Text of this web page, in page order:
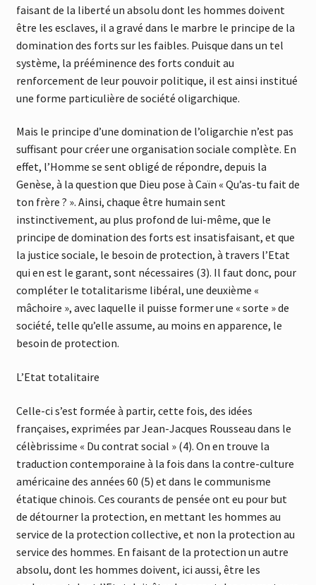
faisant de la liberté un absolu dont les hommes doivent
être les esclaves, il a gravé dans le marbre le principe de la
domination des forts sur les faibles. Puisque dans un tel
système, la prééminence des forts conduit au
renforcement de leur pouvoir politique, il est ainsi institué
une forme particulière de société oligarchique.
Mais le principe d’une domination de l’oligarchie n’est pas
suffisant pour créer une organisation sociale complète. En
effet, l’Homme se sent obligé de répondre, depuis la
Genèse, à la question que Dieu pose à Caïn « Qu’as-tu fait de
ton frère ? ». Ainsi, chaque être humain sent
instinctivement, au plus profond de lui-même, que le
principe de domination des forts est insatisfaisant, et que
la justice sociale, le besoin de protection, à travers l’Etat
qui en est le garant, sont nécessaires (3). Il faut donc, pour
compléter le totalitarisme libéral, une deuxième «
mâchoire », avec laquelle il puisse former une « sorte » de
société, telle qu’elle assume, au moins en apparence, le
besoin de protection.
L’Etat totalitaire
Celle-ci s’est formée à partir, cette fois, des idées
françaises, exprimées par Jean-Jacques Rousseau dans le
célèbrissime « Du contrat social » (4). On en trouve la
traduction contemporaine à la fois dans la contre-culture
américaine des années 60 (5) et dans le communisme
étatique chinois. Ces courants de pensée ont eu pour but
de détourner la protection, en mettant les hommes au
service de la protection collective, et non la protection au
service des hommes. En faisant de la protection un autre
absolu, dont les hommes doivent, ici aussi, être les